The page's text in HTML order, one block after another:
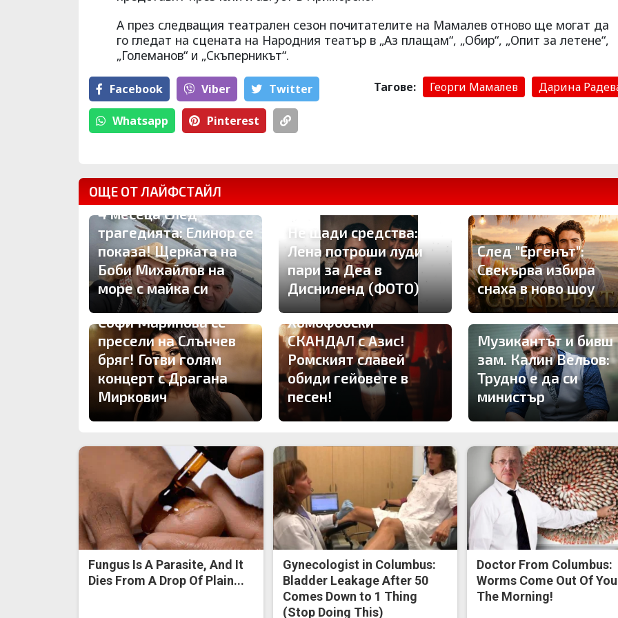
А през следващия театрален сезон почитателите на Мамалев отново ще могат да
го гледат на сцената на Народния театър в „Аз плащам“, „Обир“, „Опит за летене“,
„Големанов“ и „Скъперникът“.
Facebook Viber Тwitter
Whatsapp Pinterest
Тагове: Георги Мамалев Дарина
ОЩЕ ОТ ЛАЙФСТАЙЛ
4 месеца след
трагедията: Елинор се
показа! Щерката на
Боби Михайлов на
море с майка си
Не щади средства:
Лена потроши луди
пари за Деа в
Дисниленд (ФОТО)
След "Ергенът":
Свекърва избира
снаха в ново шоу
Софи Маринова се
пресели на Слънчев
бряг! Готви голям
концерт с Драгана
Миркович
Хомофобски
СКАНДАЛ с Азис!
Ромският славей
обиди гейовете в
песен!
Музикантът и бивш
зам. Калин Вельов:
Трудно е да си
министър
Fungus Is A Parasite, And It
Dies From A Drop Of Plain...
Gynecologist in Columbus:
Bladder Leakage After 50
Comes Down to 1 Thing
(Stop Doing This)
Doctor From Columbus:
Worms Come Out Of
The Morning!